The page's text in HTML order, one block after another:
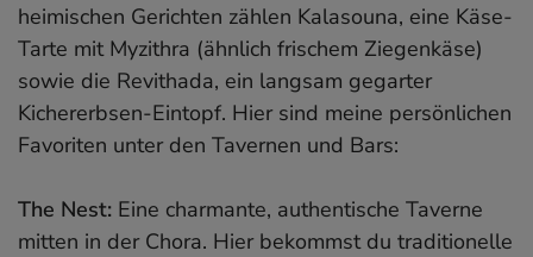
heimischen Gerichten zählen Kalasouna, eine Käse-
Tarte mit Myzithra (ähnlich frischem Ziegenkäse)
sowie die Revithada, ein langsam gegarter
Kichererbsen-Eintopf. Hier sind meine persönlichen
Favoriten unter den Tavernen und Bars:
The Nest: Eine charmante, authentische Taverne
mitten in der Chora. Hier bekommst du traditionelle